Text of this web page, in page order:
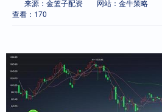
来源：金篮子配资 网站：金牛策略
查看：170